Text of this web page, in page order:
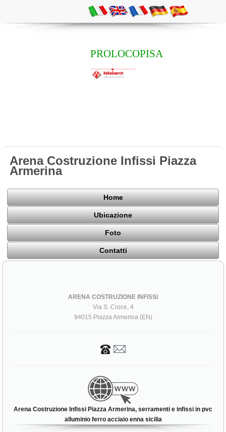
PROLOCOPISA
Arena Costruzione Infissi Piazza
Armerina
Home
Ubicazione
Foto
Contatti
ARENA COSTRUZIONE INFISSI
Via S. Croce, 4
94015 Piazza Armerina (EN)
Arena Costruzione Infissi Piazza Armerina, serramenti e infissi in pvc
alluminio ferro acciaio enna sicilia